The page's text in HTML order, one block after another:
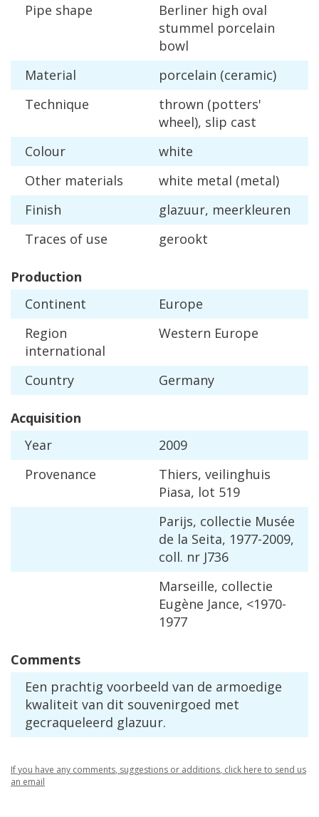
Pipe shape Berliner high oval
stummel porcelain
bowl
Material
porcelain (ceramic)
Technique
thrown (potters'
wheel), slip cast
Colour
white
Other materials white metal (metal)
Finish
glazuur, meerkleuren
Traces of use gerookt
Production
Continent
Europe
Region
international
Western Europe
Country Germany
Acquisition
Year
2009
Provenance
Thiers, veilinghuis
Piasa, lot 519
Parijs, collectie Musée
de la Seita, 1977-2009,
coll. nr J736
Marseille, collectie
Eugène Jance, <1970-
1977
Comments
Een prachtig voorbeeld van de armoedige
kwaliteit van dit souvenirgoed met
gecraqueleerd glazuur.
Ifyou have any comments, suggestions or additions, click here to send us
an email